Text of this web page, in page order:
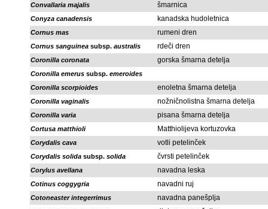
Convallaria majalis šmarnica
Conyza canadensis kanadska hudoletnica
Cornus mas rumeni dren
Cornus sanguinea subsp. australis rdeči dren
Coronilla coronata gorska šmarna detelja
Coronilla emerus subsp. emeroides
Coronilla scorpioides
enoletna šmarna detelja
Coronilla vaginalis nožničnolistna šmarna detelja
Coronilla varia pisana šmarna detelja
Cortusa matthioli Matthiolijeva kortuzovka
Corydalis cava votli petelinček
Corydalis solida subsp. solida čvrsti petelinček
Corylus avellana navadna leska
Cotinus coggygria navadni ruj
Cotoneaster integerrimus navadna panešplja